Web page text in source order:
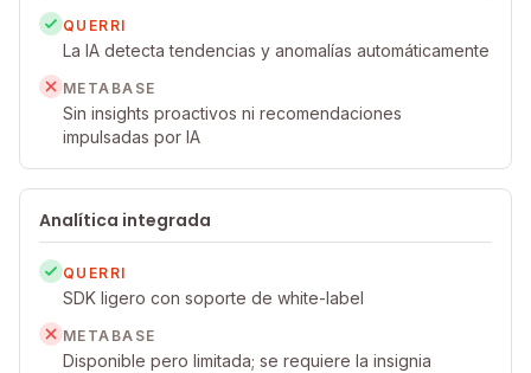
QUERRI
La IA detecta tendencias y anomalías automáticamente
METABASE
Sin insights proactivos ni recomendaciones
impulsadas por IA
Analítica integrada
QUERRI
SDK ligero con soporte de white-label
METABASE
Disponible pero limitada; se requiere la insignia